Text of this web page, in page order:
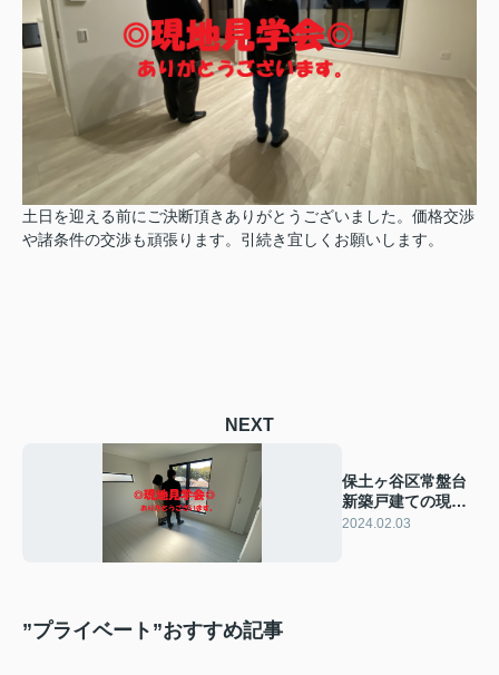
土日を迎える前にご決断頂きありがとうございました。価格交渉
や諸条件の交渉も頑張ります。引続き宜しくお願いします。
NEXT
保土ヶ谷区常盤台
新築戸建ての現地
見学会ありがとう
2024.02.03
”プライベート”おすすめ記事